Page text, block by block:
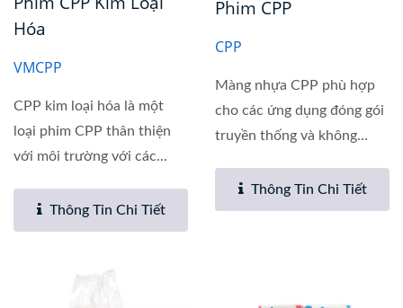
Hóa
VMCPP
CPP kim loại hóa là một
loại phim CPP thân thiện
với môi trường với các...
Thông Tin Chi Tiết
Phim CPP
CPP
Màng nhựa CPP phù hợp
cho các ứng dụng đóng gói
truyền thống và không
Thông Tin Chi Tiết